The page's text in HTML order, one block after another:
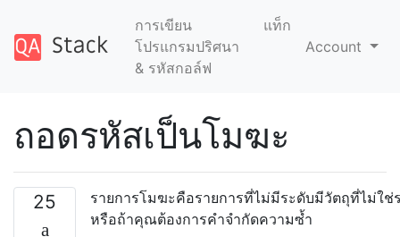
การเขียน
โปรแกรมปริศนา
& รหัสกอล์ฟ
แท็ก
Account
ถอดรหัสเป็นโมฆะ
25
รายการโมฆะคือรายการที่ไม่มีระดับมีวัตถุที่ไม่ใช่
หรือถ้าคุณต้องการคำจำกัดความซ้ำ